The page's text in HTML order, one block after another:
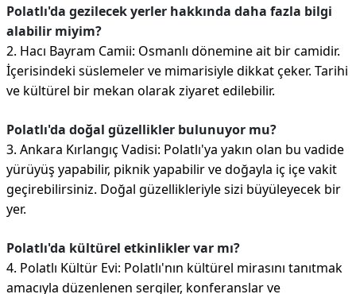
Polatlı'da gezilecek yerler hakkında daha fazla bilgi
alabilir miyim?
2. Hacı Bayram Camii: Osmanlı dönemine ait bir camidir.
İçerisindeki süslemeler ve mimarisiyle dikkat çeker. Tarihi
ve kültürel bir mekan olarak ziyaret edilebilir.
Polatlı'da doğal güzellikler bulunuyor mu?
3. Ankara Kırlangıç Vadisi: Polatlı'ya yakın olan bu vadide
yürüyüş yapabilir, piknik yapabilir ve doğayla iç içe vakit
geçirebilirsiniz. Doğal güzellikleriyle sizi büyüleyecek bir
yer.
Polatlı'da kültürel etkinlikler var mı?
4. Polatlı Kültür Evi: Polatlı'nın kültürel mirasını tanıtmak
amacıyla düzenlenen sergiler, konferanslar ve